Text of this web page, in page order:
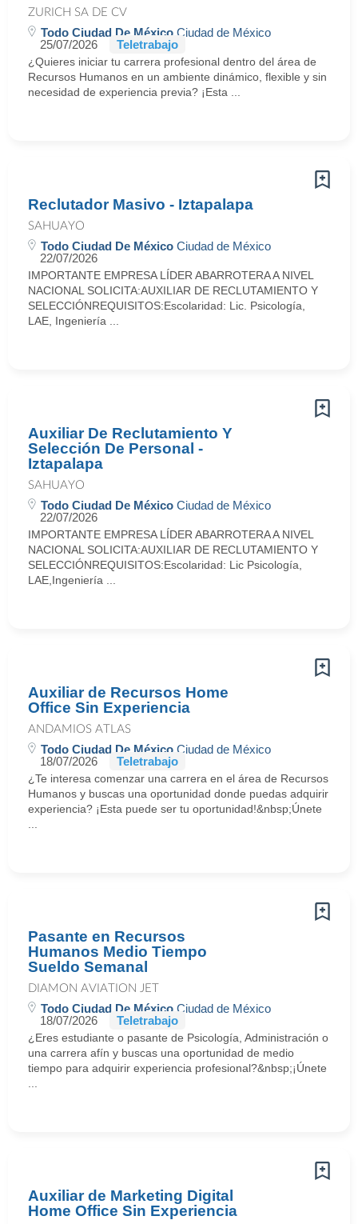
ZURICH SA DE CV
Todo Ciudad De México Ciudad de México
25/07/2026
Teletrabajo
¿Quieres iniciar tu carrera profesional dentro del área de
Recursos Humanos en un ambiente dinámico, flexible y sin
necesidad de experiencia previa? ¡Esta ...
Reclutador Masivo - Iztapalapa
SAHUAYO
Todo Ciudad De México Ciudad de México
22/07/2026
IMPORTANTE EMPRESA LÍDER ABARROTERA A NIVEL
NACIONAL SOLICITA:AUXILIAR DE RECLUTAMIENTO Y
SELECCIÓNREQUISITOS:Escolaridad: Lic. Psicología,
LAE, Ingeniería ...
Auxiliar De Reclutamiento Y
Selección De Personal -
Iztapalapa
SAHUAYO
Todo Ciudad De México Ciudad de México
22/07/2026
IMPORTANTE EMPRESA LÍDER ABARROTERA A NIVEL
NACIONAL SOLICITA:AUXILIAR DE RECLUTAMIENTO Y
SELECCIÓNREQUISITOS:Escolaridad: Lic Psicología,
LAE,Ingeniería ...
Auxiliar de Recursos Home
Office Sin Experiencia
ANDAMIOS ATLAS
Todo Ciudad De México Ciudad de México
18/07/2026
Teletrabajo
¿Te interesa comenzar una carrera en el área de Recursos
Humanos y buscas una oportunidad donde puedas adquirir
experiencia? ¡Esta puede ser tu oportunidad!&nbsp;Únete
Pasante en Recursos
Humanos Medio Tiempo
Sueldo Semanal
DIAMON AVIATION JET
Todo Ciudad De México Ciudad de México
18/07/2026
Teletrabajo
¿Eres estudiante o pasante de Psicología, Administración o
una carrera afín y buscas una oportunidad de medio
tiempo para adquirir experiencia profesional?&nbsp;¡Únete
Auxiliar de Marketing Digital
Home Office Sin Experiencia